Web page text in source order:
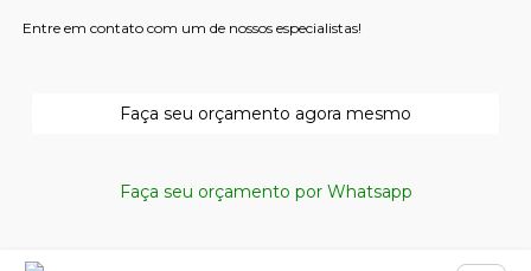
Entre em contato com um de nossos especialistas!
Faça seu orçamento agora mesmo
Faça seu orçamento por Whatsapp